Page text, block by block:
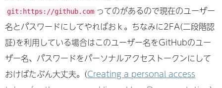
git:https://github.com ってのがあるので現在のユーザー
名とパスワードにしてやればおｋ。ちなみに2FA(二段階認
証)を利用している場合はこのユーザー名をGitHubのユー
ザー名、パスワードをパーソナルアクセストークンにして
おけばたぶん大丈夫。(Creating a personal access